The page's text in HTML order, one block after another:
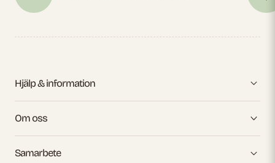
Hjälp & information
Om oss
Samarbete